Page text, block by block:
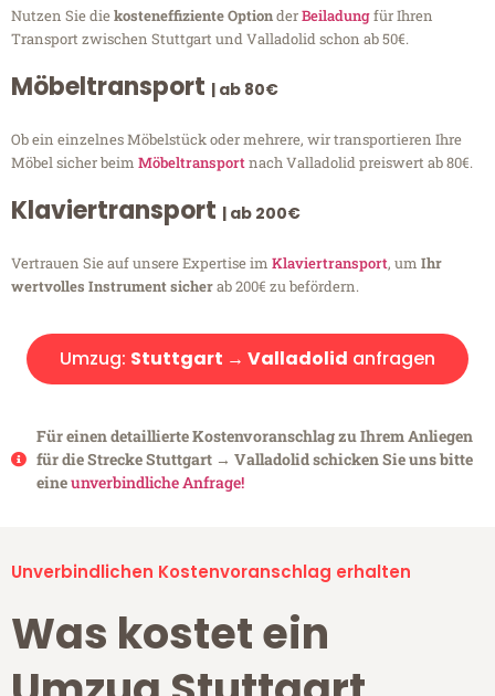
Nutzen Sie diekosteneffiziente OptionderBeiladungfür Ihren
Transport zwischen Stuttgart und Valladolid schon ab 50€.
Möbeltransport | ab 80€
Ob ein einzelnes Möbelstück oder mehrere, wir transportieren Ihre
Möbel sicher beim Möbeltransportnach Valladolid preiswert ab 80€.
Klaviertransport | ab 200€
Vertrauen Sie auf unsere Expertise im Klaviertransport, um Ihr
wertvolles Instrument sicherab 200€ zu befördern.
Umzug: Stuttgart → Valladolid anfragen
Für einen detaillierte Kostenvoranschlag zu Ihrem Anliegen
für die Strecke Stuttgart → Valladolid schicken Sie uns bitte
eineunverbindliche Anfrage!
Unverbindlichen Kostenvoranschlag erhalten
Was kostet ein